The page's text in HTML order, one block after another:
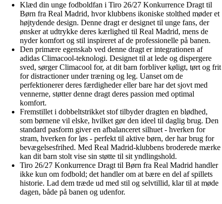
Klæd din unge fodboldfan i Tiro 26/27 Konkurrence Dragt til
Børn fra Real Madrid, hvor klubbens ikoniske stolthed møder et
højtydende design. Denne dragt er designet til unge fans, der
ønsker at udtrykke deres kærlighed til Real Madrid, mens de
nyder komfort og stil inspireret af de professionelle på banen.
Den primære egenskab ved denne dragt er integrationen af
adidas Climacool-teknologi. Designet til at lede og dispergere
sved, sørger Climacool for, at dit barn forbliver køligt, tørt og frit
for distractioner under træning og leg. Uanset om de
perfektionerer deres færdigheder eller bare har det sjovt med
vennerne, støtter denne dragt deres passion med optimal
komfort.
Fremstillet i dobbeltstrikket stof tilbyder dragten en blødhed,
som børnene vil elske, hvilket gør den ideel til daglig brug. Den
standard pasform giver en afbalanceret silhuet - hverken for
stram, hverken for løs - perfekt til aktive børn, der har brug for
bevægelsesfrihed. Med Real Madrid-klubbens broderede mærke
kan dit barn stolt vise sin støtte til sit yndlingshold.
Tiro 26/27 Konkurrence Dragt til Børn fra Real Madrid handler
ikke kun om fodbold; det handler om at bære en del af spillets
historie. Lad dem træde ud med stil og selvtillid, klar til at møde
dagen, både på banen og udenfor.